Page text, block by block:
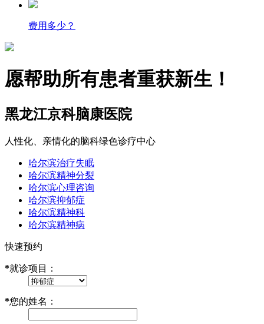
费用多少？
愿帮助所有患者重获新生！
黑龙江京科脑康医院
人性化、亲情化的脑科绿色诊疗中心
哈尔滨治疗失眠
哈尔滨精神分裂
哈尔滨心理咨询
哈尔滨抑郁症
哈尔滨精神科
哈尔滨精神病
快速预约
*就诊项目：
*您的姓名：